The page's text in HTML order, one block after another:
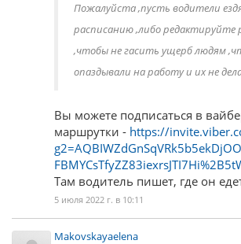
Пожалуйста ,пусть водители
расписанию ,либо редактируйте
,чтобы не гасить ущерб людям
опаздывали на работу и их не
Вы можете подписаться в
маршрутки - https://
Там водитель пишет, где он
5 июля 2022 г. в 10:11
Makovskayaelena